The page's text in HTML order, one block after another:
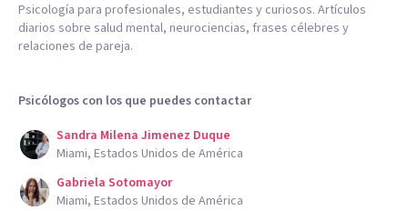
Psicología para profesionales, estudiantes y curiosos. Artículos
diarios sobre salud mental, neurociencias, frases célebres y
relaciones de pareja.
Psicólogos con los que puedes contactar
Sandra Milena Jimenez Duque
Miami, Estados Unidos de América
Gabriela Sotomayor
Miami, Estados Unidos de América